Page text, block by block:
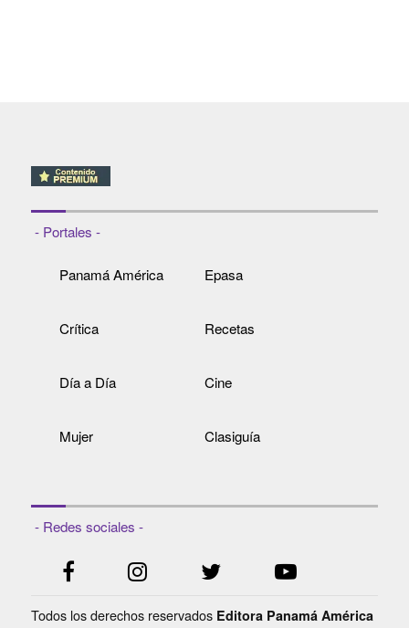
- Portales -
Panamá América Epasa
Crítica Recetas
Día a Día Cine
Mujer Clasiguía
- Redes sociales -
Todos los derechos reservados Editora Panamá América